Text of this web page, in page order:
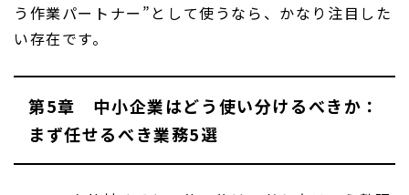
う作業パートナー”として使うなら、かなり注目した
い存在です。
第5章 中小企業はどう使い分けるべきか：
まず任せるべき業務5選